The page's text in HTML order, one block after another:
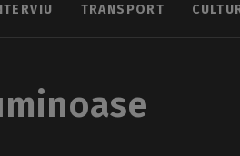
TRANSPORT